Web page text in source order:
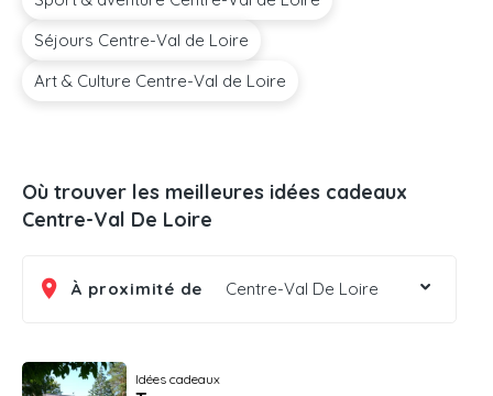
Séjours Centre-Val de Loire
Art & Culture Centre-Val de Loire
Où trouver les meilleures idées cadeaux
Centre-Val De Loire
À proximité de Centre-Val De Loire
Idées cadeaux